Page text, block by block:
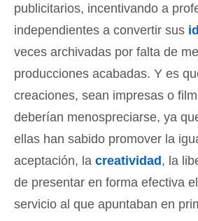
publicitarios, incentivando a
independientes a convertir sus
veces archivadas por falta de
producciones acabadas. Y es
creaciones, sean impresas o
deberían menospreciarse, ya
ellas han sabido promover la
aceptación, la creatividad, la
de presentar en forma efectiva
servicio al que apuntaban en